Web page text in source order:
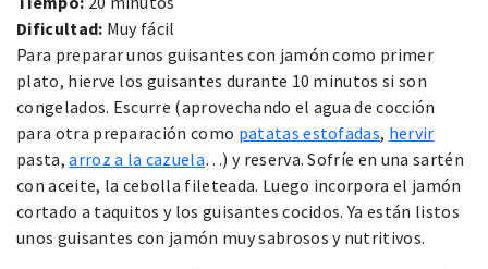
Dificultad: Muy fácil
Para preparar unos guisantes con jamón como primer
plato, hierve los guisantes durante 10 minutos si son
congelados. Escurre (aprovechando el agua de cocción
para otra preparación como patatas estofadas, hervir
pasta,arroz a la cazuela…) y reserva. Sofríe en una sartén
con aceite, la cebolla fileteada. Luego incorpora el jamón
cortado a taquitos y los guisantes cocidos. Ya están listos
unos guisantes con jamón muy sabrosos y nutritivos.